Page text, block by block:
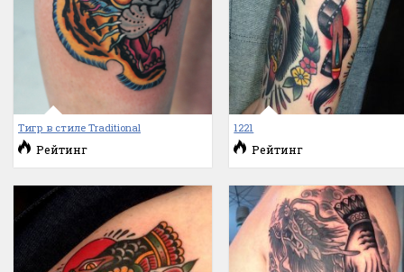
Тигр в стиле Traditional
Рейтинг
1221
Рейтинг